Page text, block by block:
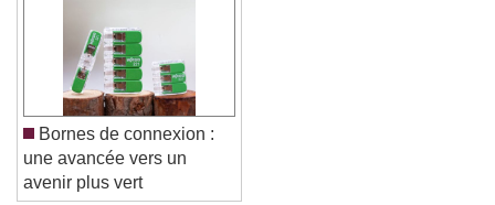
Font Family
Reset
Done
Close Modal Dialog
End of dialog window.
Bornes de connexion :
une avancée vers un
avenir plus vert